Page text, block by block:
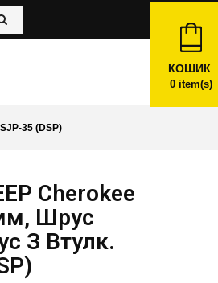
КОШИК
0item(s)
35 (DSP)
Cherokee
Шрус
З Втулк.